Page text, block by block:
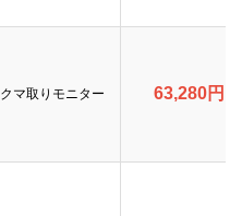
クマ取りモニター 63,280円